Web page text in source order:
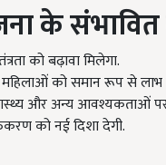
के
को बढ़ावा मिलेगा.
महिलाओं को समान रूप से लाभ
और अन्य आवश्यकताओं
को नई दिशा देगी.